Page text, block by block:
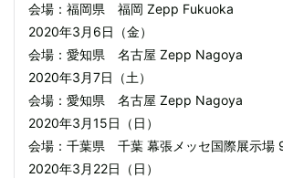
会場：福岡県 福岡 Zepp Fukuoka
2020年3月6日（金）
会場：愛知県 名古屋 Zepp Nagoya
2020年3月7日（土）
会場：愛知県 名古屋 Zepp Nagoya
2020年3月15日（日）
会場：千葉県 千葉 幕張メッセ国際展示場
2020年3月22日（日）